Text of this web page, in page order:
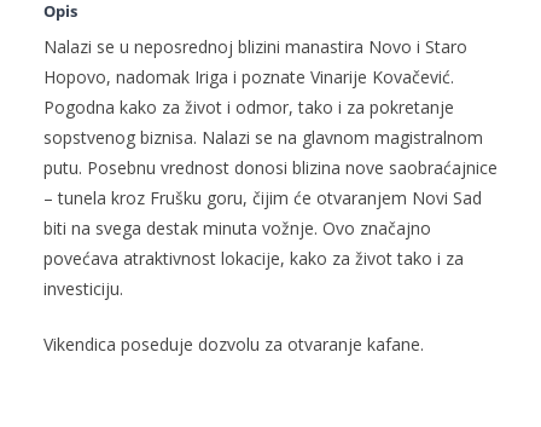
Opis
Nalazi se u neposrednoj blizini manastira Novo i Staro
Hopovo, nadomak Iriga i poznate Vinarije Kovačević.
Pogodna kako za život i odmor, tako i za pokretanje
sopstvenog biznisa. Nalazi se na glavnom magistralnom
putu. Posebnu vrednost donosi blizina nove saobraćajnice
– tunela kroz Frušku goru, čijim će otvaranjem Novi Sad
biti na svega destak minuta vožnje. Ovo značajno
povećava atraktivnost lokacije, kako za život tako i za
investiciju.
Vikendica poseduje dozvolu za otvaranje kafane.